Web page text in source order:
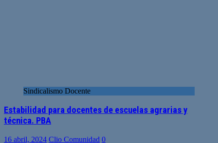
Sindicalismo Docente
Estabilidad para docentes de escuelas agrarias y
técnica. PBA
16 abril, 2024 Clio Comunidad 0